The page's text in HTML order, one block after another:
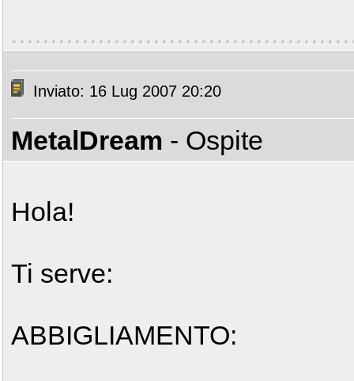
Inviato: 16 Lug 2007 20:20
MetalDream - Ospite
Hola!
Ti serve:
ABBIGLIAMENTO: